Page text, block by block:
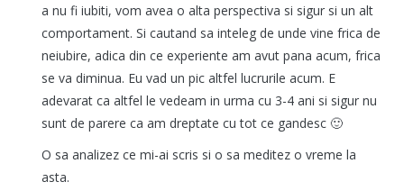
a nu fi iubiti, vom avea o alta perspectiva si sigur si un alt
comportament. Si cautand sa inteleg de unde vine frica de
neiubire, adica din ce experiente am avut pana acum, frica
se va diminua. Eu vad un pic altfel lucrurile acum. E
adevarat ca altfel le vedeam in urma cu 3-4 ani si sigur nu
sunt de parere ca am dreptate cu tot ce gandesc 🙂
O sa analizez ce mi-ai scris si o sa meditez o vreme la
asta.